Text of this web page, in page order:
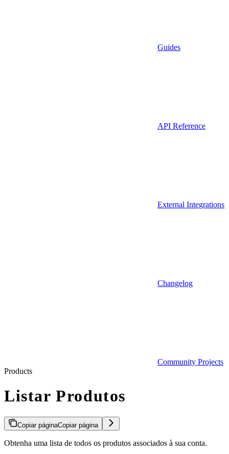
Guides
API Reference
External Integrations
Changelog
Community Projects
Products
Listar Produtos
Copiar páginaCopiar página
Obtenha uma lista de todos os produtos associados à sua conta.